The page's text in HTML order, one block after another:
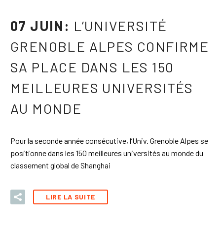
07 JUIN: L’UNIVERSITÉ
GRENOBLE ALPES CONFIRME
SA PLACE DANS LES 150
MEILLEURES UNIVERSITÉS
AU MONDE
Pour la seconde année consécutive, l’Univ. Grenoble Alpes se
positionne dans les 150 meilleures universités au monde du
classement global de Shanghai
LIRE LA SUITE